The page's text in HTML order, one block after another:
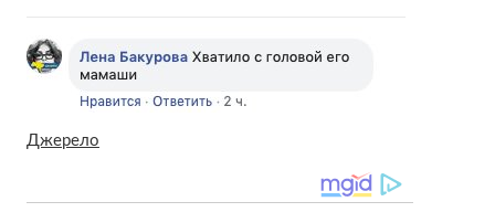
Джерело